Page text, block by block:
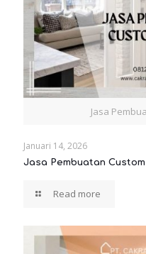
Jasa
Januari 14, 2026
Jasa Pembuatan
Read more